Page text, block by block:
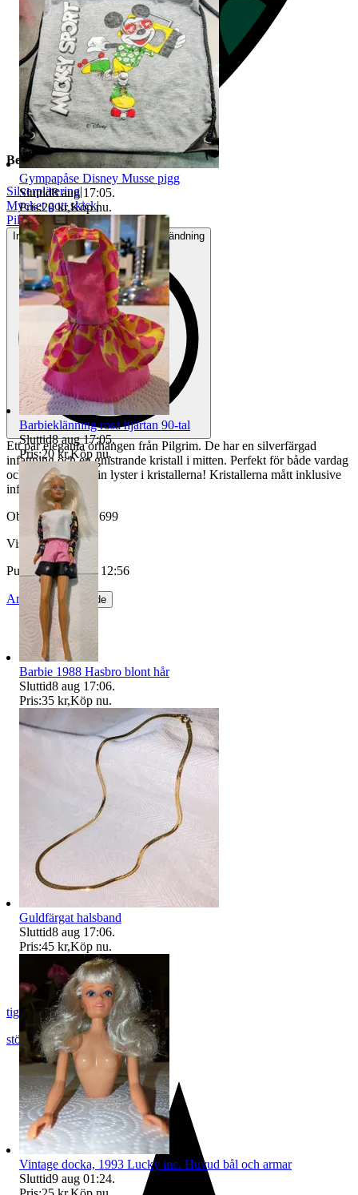
Beskrivning
Silverplätering|
Mycket gott skick|
Pilgrim
Inga eller minimala tecken på användning
Ett par eleganta örhängen från Pilgrim. De har en silverfärgad
infattning och en gnistrande kristall i mitten. Perfekt för både vardag
och fest. Mycket fin lyster i kristallerna! Kristallerna mått inklusive
infattning, 1 cm.
Objektnr 732 646 699
Visningar 48
Publicerad
21 maj 12:56
Anmäl Sälj liknande
tigrisbambi
stöllet,Sverige
Gympapåse Disney Musse pigg
Sluttid8 aug 17:05.
Pris:20 kr,Köp nu.
Barbieklänning rosa hjärtan 90-tal
Sluttid8 aug 17:05.
Pris:20 kr,Köp nu.
Barbie 1988 Hasbro blont hår
Sluttid8 aug 17:06.
Pris:35 kr,Köp nu.
Guldfärgat halsband
Sluttid8 aug 17:06.
Pris:45 kr,Köp nu.
Vintage docka, 1993 Lucky inc. Huvud bål och armar
Sluttid9 aug 01:24.